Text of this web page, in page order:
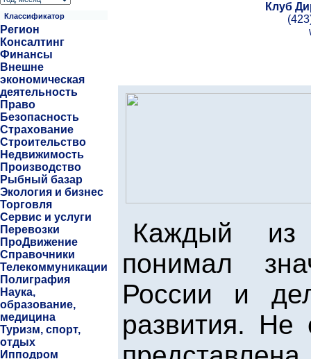
Классификатор
Регион
Консалтинг
Финансы
Внешне
экономическая
деятельность
Право
Безопасность
Страхование
Строительство
Недвижимость
Производство
Рыбный базар
Экология и бизнес
Торговля
Сервис и услуги
Перевозки
ПроДвижение
Справочники
Телекоммуникации
Полиграфия
Наука,
образование,
медицина
Туризм, спорт,
отдых
Ипподром
Клуб
Каждый из
понимал
России и
развития. Не